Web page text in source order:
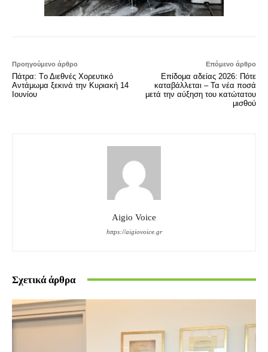
Προηγούμενο άρθρο
Πάτρα: Tο Διεθνές Χορευτικό
Αντάμωμα ξεκινά την Κυριακή 14
Ιουνίου
Επόμενο άρθρο
Επίδομα αδείας 2026: Πότε
καταβάλλεται – Τα νέα ποσά
μετά την αύξηση του κατώτατου
μισθού
Aigio Voice
https://aigiovoice.gr
Σχετικά άρθρα